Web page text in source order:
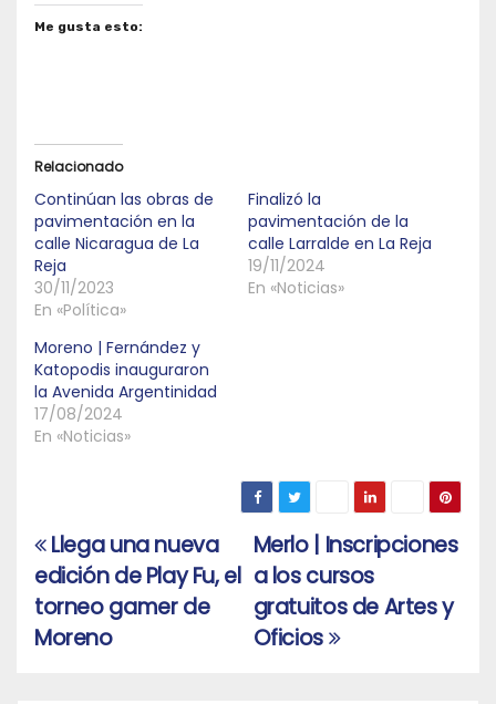
Me gusta esto:
Relacionado
Continúan las obras de
pavimentación en la
calle Nicaragua de La
Reja
30/11/2023
En «Política»
Finalizó la
pavimentación de la
calle Larralde en La Reja
19/11/2024
En «Noticias»
Moreno | Fernández y
Katopodis inauguraron
la Avenida Argentinidad
17/08/2024
En «Noticias»
Navegación
de
entradas
Merlo | Inscripciones
a los cursos
gratuitos de Artes y
Oficios
Llega una nueva
edición de Play Fu, el
torneo gamer de
Moreno